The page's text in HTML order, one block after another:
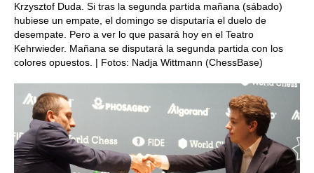
Krzysztof Duda. Si tras la segunda partida mañana (sábado)
hubiese un empate, el domingo se disputaría el duelo de
desempate. Pero a ver lo que pasará hoy en el Teatro
Kehrwieder. Mañana se disputará la segunda partida con los
colores opuestos. | Fotos: Nadja Wittmann (ChessBase)